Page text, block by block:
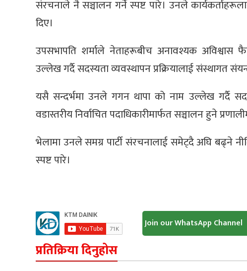
संरचनाले नै सञ्चालन गर्ने स्पष्ट पारे। उनले
दिए।
उपसभापति शर्माले नेताहरूबीच अनावश्यक
उल्लेख गर्दै सदस्यता व्यवस्थापन प्रक्रियालाई संस्थागत
यसै सन्दर्भमा उनले गगन थापा को नाम उल्लेख गर्दै
वडास्तरीय निर्वाचित पदाधिकारीमार्फत सञ्चालन हुने
भेलामा उनले समग्र पार्टी संरचनालाई समेट्दै अघि बढ्ने
स्पष्ट पारे।
Join our WhatsApp Channel
प्रतिक्रिया दिनुहोस